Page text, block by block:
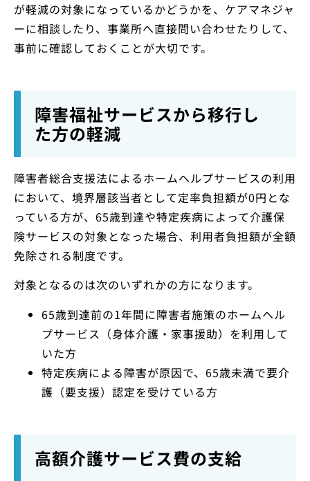
が軽減の対象になっているかどうかを、ケアマネジャ
ーに相談したり、事業所へ直接問い合わせたりして、
事前に確認しておくことが大切です。
障害福祉サービスから移行し
た方の軽減
障害者総合支援法によるホームヘルプサービスの利用
において、境界層該当者として定率負担額が0円とな
っている方が、65歳到達や特定疾病によって介護保
険サービスの対象となった場合、利用者負担額が全額
免除される制度です。
対象となるのは次のいずれかの方になります。
65歳到達前の1年間に障害者施策のホームヘル
プサービス（身体介護・家事援助）を利用して
いた方
特定疾病による障害が原因で、65歳未満で要介
護（要支援）認定を受けている方
高額介護サービス費の支給